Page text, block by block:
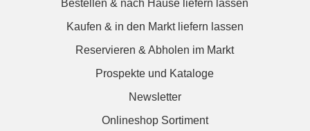
Bestellen & nach Hause liefern lassen
Kaufen & in den Markt liefern lassen
Reservieren & Abholen im Markt
Prospekte und Kataloge
Newsletter
Onlineshop Sortiment